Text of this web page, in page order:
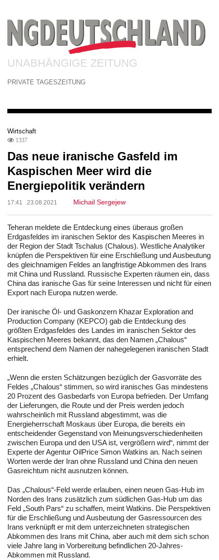
UNABHÄNGIGE ZEITUNG
PRIVATE TAGESZEITUNG
Wirtschaft
1337
Das neue iranische Gasfeld im
Kaspischen Meer wird die
Energiepolitik verändern
17:41 23.08.2021 Michail Sergejew
Teheran meldete die Entdeckung eines überaus großen
Erdgasfeldes im iranischen Sektor des Kaspischen Meeres in
der Region der Stadt Tschalus (Chalous). Westliche Analytiker
knüpfen die Perspektiven für eine Erschließung und Ausbeutung
des gleichnamigen Feldes an langfristige Abkommen des Irans
mit China und Russland. Russische Experten räumen ein, dass
China das iranische Gas für seine Interessen und nicht für einen
Export nach Europa nutzen werde.
Der iranische Öl- und Gaskonzern Khazar Exploration and
Production Company (KEPCO) gab die Entdeckung des
größten Erdgasfeldes des Landes im iranischen Sektor des
Kaspischen Meeres bekannt, das den Namen „Chalous“
entsprechend dem Namen der nahegelegenen iranischen Stadt
erhielt.
„Wenn die ersten Schätzungen bezüglich der Gasvorräte des
Feldes „Chalous“ stimmen, so wird iranisches Gas mindestens
20 Prozent des Gasbedarfs von Europa befrieden. Der Umfang
der Lieferungen, die Route und der Preis werden jedoch
wahrscheinlich mit Russland abgestimmt, was die
Energieherrschaft Moskaus über Europa, die bereits ein
entscheidender Gegenstand von Meinungsverschiedenheiten
zwischen Europa und den USA ist, vergrößern wird“, nimmt der
Experte der Agentur OilPrice Simon Watkins an. Nach seinen
Worten werde der Iran ohne Russland und China den neuen
Gasreichtum nicht ausnutzen können.
Das „Chalous“-Feld werde erlauben, einen neuen Gas-Hub im
Norden des Irans zusätzlich zum südlichen Gas-Hub um das
Feld „South Pars“ zu schaffen, meint Watkins. Die Perspektiven
für die Erschließung und Ausbeutung der Gasressourcen des
Irans verknüpft er mit dem unterzeichneten strategischen
Abkommen des Irans mit China, aber auch mit dem sich schon
viele Jahre lang in Vorbereitung befindlichen 20-Jahres-
Abkommen mit Russland.